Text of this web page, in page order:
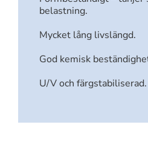
belastning.
Mycket lång livslängd.
God kemisk
U/V och färgstabiliserad.